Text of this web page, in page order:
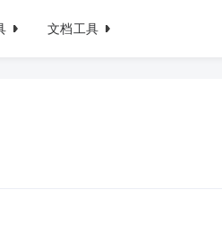
文档工具